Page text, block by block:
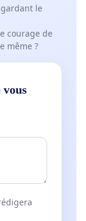
le
courage de
même ?
vous